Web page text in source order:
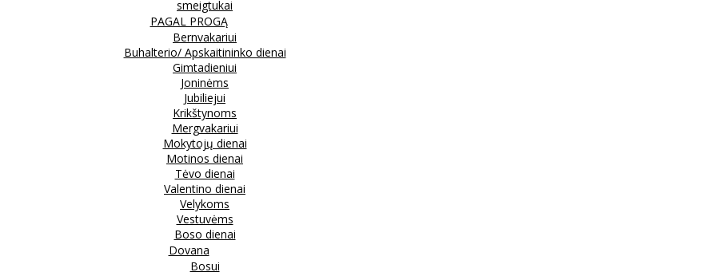
smeigtukai
PAGAL PROGĄ
Bernvakariui
Buhalterio/ Apskaitininko dienai
Gimtadieniui
Joninėms
Jubiliejui
Krikštynoms
Mergvakariui
Mokytojų dienai
Motinos dienai
Tėvo dienai
Valentino dienai
Velykoms
Vestuvėms
Boso dienai
Dovana
Bosui